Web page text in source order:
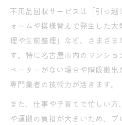
不用品回収サービスは「引っ越
ォームや模様替えで発生した
理や生前整理」など、さまざま
す。特に名古屋市内のマンシ
ベーターがない場合や階段搬出
専門業者の技術力が活きます。
また、仕事や子育てで忙しい
や運搬の負担が大きいため、